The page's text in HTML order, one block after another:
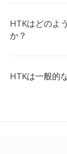
HTKはどのよ
か？
HTKは一般的